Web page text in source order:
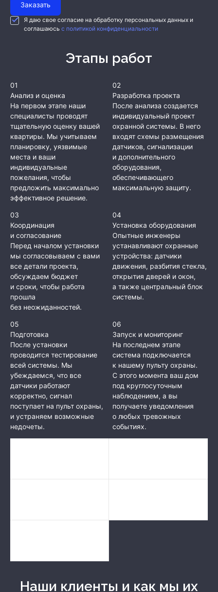
Заказать
Я даю свое согласие на обработку персональных данных и
соглашаюсь с политикой конфиденциальности
Этапы работ
01
Анализ и оценка
На первом этапе наши
специалисты проводят
тщательную оценку вашей
квартиры. Мы учитываем
планировку, уязвимые
места и ваши
индивидуальные
пожелания, чтобы
предложить максимально
эффективное решение.
02
Разработка проекта
После анализа создается
индивидуальный проект
охранной системы. В него
входят схемы размещения
датчиков, сигнализации
и дополнительного
оборудования,
обеспечивающего
максимальную защиту.
03
Координация
и согласование
Перед началом установки
мы согласовываем с вами
все детали проекта,
обсуждаем бюджет
и сроки, чтобы работа
прошла
без неожиданностей.
04
Установка оборудования
Опытные инженеры
устанавливают охранные
устройства: датчики
движения, разбития стекла,
открытия дверей и окон,
а также центральный блок
системы.
05
Подготовка
После установки
проводится тестирование
всей системы. Мы
убеждаемся, что все
датчики работают
корректно, сигнал
поступает на пульт охраны,
и устраняем возможные
недочеты.
06
Запуск и мониторинг
На последнем этапе
система подключается
к нашему пульту охраны.
С этого момента ваш дом
под круглосуточным
наблюдением, а вы
получаете уведомления
о любых тревожных
событиях.
Наши клиенты и как мы их